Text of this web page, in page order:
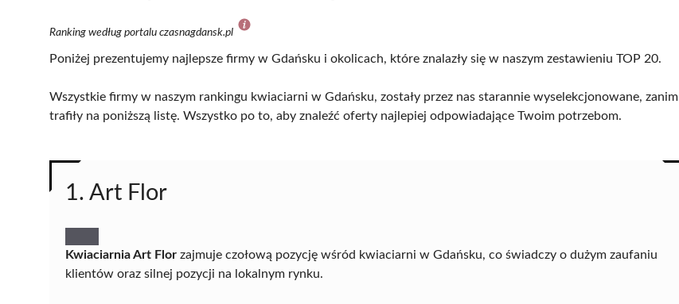
Ranking według portalu czasnagdansk.pl
Poniżej prezentujemy najlepsze firmy w Gdańsku i okolicach, które znalazły się w naszym zestawieniu TOP 20.
Wszystkie firmy w naszym rankingu kwiaciarni w Gdańsku, zostały przez nas starannie wyselekcjonowane, zanim
trafiły na poniższą listę. Wszystko po to, aby znaleźć oferty najlepiej odpowiadające Twoim potrzebom.
1. Art Flor
Kwiaciarnia Art Flor zajmuje czołową pozycję wśród kwiaciarni w Gdańsku, co świadczy o dużym zaufaniu
klientów oraz silnej pozycji na lokalnym rynku.